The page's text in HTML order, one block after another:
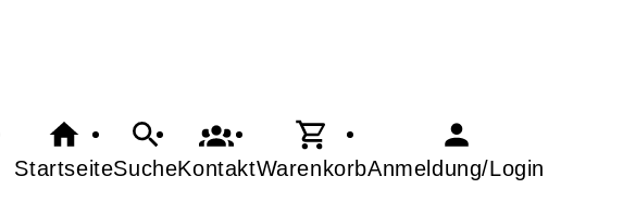
StartseiteSucheKontaktWarenkorbAnmeldung/Login